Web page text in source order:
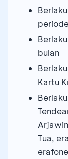
bulan
Kartu
Tua,